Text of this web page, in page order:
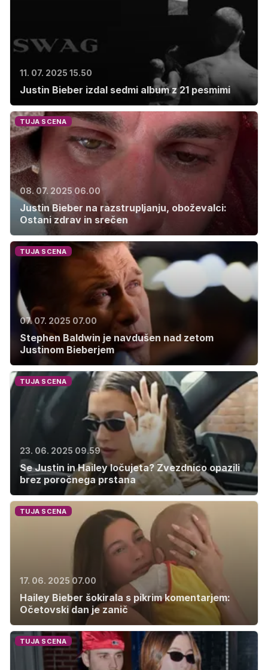
11. 07. 2025 15.50
Justin Bieber izdal sedmi album z 21 pesmimi
TUJA SCENA
08. 07. 2025 06.00
Justin Bieber na razstrupljanju, oboževalci:
Ostani zdrav in srečen
TUJA SCENA
07. 07. 2025 07.00
Stephen Baldwin je navdušen nad zetom
Justinom Bieberjem
TUJA SCENA
23. 06. 2025 09.59
Se Justin in Hailey ločujeta? Zvezdnico opazili
brez poročnega prstana
TUJA SCENA
17. 06. 2025 07.00
Hailey Bieber šokirala s pikrim komentarjem:
Očetovski dan je zanič
TUJA SCENA